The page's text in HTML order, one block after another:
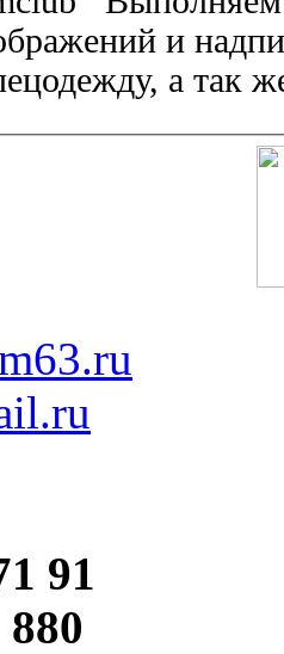
и
а так
91
880